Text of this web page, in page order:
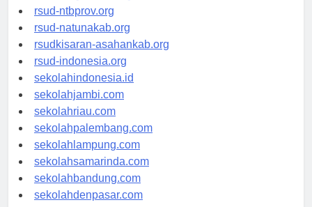
rsud-langsakota.org
rsud-ntbprov.org
rsud-natunakab.org
rsudkisaran-asahankab.org
rsud-indonesia.org
sekolahindonesia.id
sekolahjambi.com
sekolahriau.com
sekolahpalembang.com
sekolahlampung.com
sekolahsamarinda.com
sekolahbandung.com